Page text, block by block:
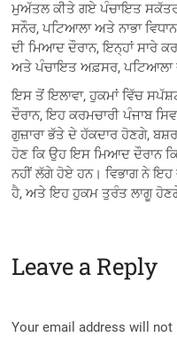
ਮੁਅੱਤਲ ਕੀਤੇ ਗਏ ਪੰਚਾਇਤ ਸਕੱਤਰ
ਸਨੌਰ, ਪਟਿਆਲਾ ਅਤੇ ਨਾਭਾ
ਦੀ ਮਿਆਦ ਦੌਰਾਨ, ਇਨ੍ਹਾਂ ਸਾਰੇ
ਅਤੇ ਪੰਚਾਇਤ ਅਫ਼ਸਰ, ਪਟਿਆਲਾ
ਇਸ ਤੋਂ ਇਲਾਵਾ, ਹੁਕਮਾਂ ਵਿੱਚ
ਦੌਰਾਨ, ਇਹ ਕਰਮਚਾਰੀ ਪੰਜਾਬ
ਗੁਜ਼ਾਰਾ ਭੱਤੇ ਦੇ ਹੱਕਦਾਰ ਹੋਣਗੇ,
ਹੋਣ ਕਿ ਉਹ ਇਸ ਮਿਆਦ ਦੌਰਾਨ
ਨਹੀਂ ਲੱਗੇ ਹੋਏ ਹਨ। ਵਿਭਾਗ ਨੇ ਇਹ
ਹੈ, ਅਤੇ ਇਹ ਹੁਕਮ ਤੁਰੰਤ ਲਾਗੂ
Leave a Reply
Your email address will not